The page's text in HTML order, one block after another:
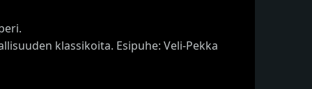
klassikoita. Esipuhe: Veli-Pekka